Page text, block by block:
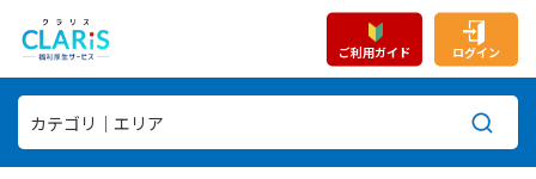
ご利用ガイド ログイン